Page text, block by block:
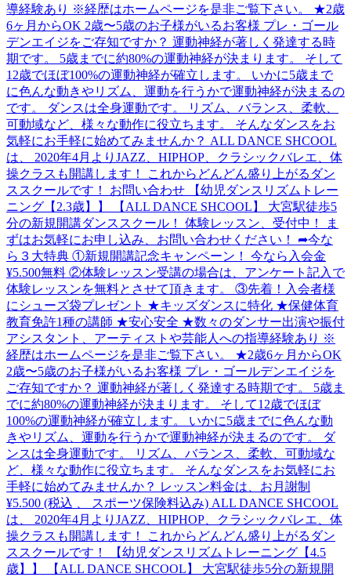
導経験あり ※経歴はホームページを是非ご覧下さい。 ★2歳
6ヶ月からOK 2歳〜5歳のお子様がいるお客様 プレ・ゴール
デンエイジをご存知ですか？ 運動神経が著しく発達する時
期です。 5歳までに約80%の運動神経が決まります。 そして
12歳でほぼ100%の運動神経が確立します。 いかに5歳まで
に色んな動きやリズム、運動を行うかで運動神経が決まるの
です。 ダンスは全身運動です。 リズム、バランス、柔軟、
可動域など、様々な動作に役立ちます。 そんなダンスをお
気軽にお手軽に始めてみませんか？ ALL DANCE SHCOOL
は、 2020年4月よりJAZZ、HIPHOP、クラシックバレエ、体
操クラスも開講します！ これからどんどん盛り上がるダン
ススクールです！ お問い合わせ 【幼児ダンスリズムトレー
ニング【2.3歳】】 【ALL DANCE SHCOOL】 大宮駅徒歩5
分の新規開講ダンススクール！ 体験レッスン、受付中！ ま
ずはお気軽にお申し込み、お問い合わせください！ ➦今な
ら３大特典 ①新規開講記念キャンペーン！ 今なら入会金
¥5.500無料 ②体験レッスン受講の場合は、アンケート記入で
体験レッスンを無料とさせて頂きます。 ③先着！入会者様
にシューズ袋プレゼント ★キッズダンスに特化 ★保健体育
教育免許1種の講師 ★安心安全 ★数々のダンサー出演や振付
アシスタント、アーティストや芸能人への指導経験あり ※
経歴はホームページを是非ご覧下さい。 ★2歳6ヶ月からOK
2歳〜5歳のお子様がいるお客様 プレ・ゴールデンエイジを
ご存知ですか？ 運動神経が著しく発達する時期です。 5歳ま
でに約80%の運動神経が決まります。 そして12歳でほぼ
100%の運動神経が確立します。 いかに5歳までに色んな動
きやリズム、運動を行うかで運動神経が決まるのです。 ダ
ンスは全身運動です。 リズム、バランス、柔軟、可動域な
ど、様々な動作に役立ちます。 そんなダンスをお気軽にお
手軽に始めてみませんか？ レッスン料金は、お月謝制
¥5.500 (税込 、 スポーツ保険料込み) ALL DANCE SHCOOL
は、 2020年4月よりJAZZ、HIPHOP、クラシックバレエ、体
操クラスも開講します！ これからどんどん盛り上がるダン
ススクールです！ 【幼児ダンスリズムトレーニング【4.5
歳】】 【ALL DANCE SHCOOL】 大宮駅徒歩5分の新規開